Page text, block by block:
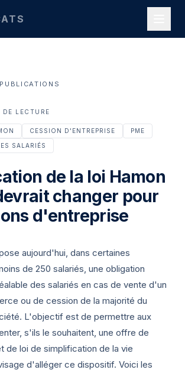
LECTURE
CESSION D'ENTREPRISE PME
SALARIÉS
de la loi Hamon
changer pour
d'entreprise
aujourd'hui, dans certaines
de 250 salariés, une obligation
des salariés en cas de vente d'un
ou de cession de la majorité du
L'objectif est de permettre aux
s'ils le souhaitent, une offre de
de loi de simplification de la vie
d'alléger ce dispositif. Voici les